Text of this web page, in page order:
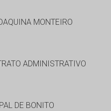
MONTEIRO
ADMINISTRATIVO
DE BONITO